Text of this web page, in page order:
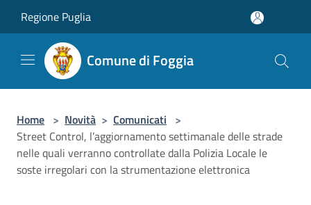
Regione Puglia
Comune di Foggia
Home > Novità > Comunicati >
Street Control, l’aggiornamento settimanale delle strade
nelle quali verranno controllate dalla Polizia Locale le
soste irregolari con la strumentazione elettronica